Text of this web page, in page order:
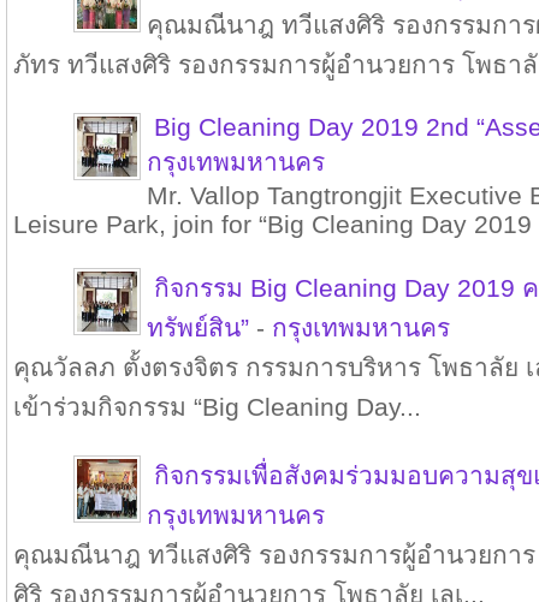
คุณมณีนาฎ ทวีแสงศิริ รองกรรมกา
ภัทร ทวีแสงศิริ รองกรรมการผู้อำนวยการ โพธาลั
Big Cleaning Day 2019 2nd
กรุงเทพมหานคร
Mr. Vallop Tangtrongjit Executive
Leisure Park, join for “Big Cleaning Day 2019
กิจกรรม Big Cleaning Day 2019
ทรัพย์สิน” - กรุงเทพมหานคร
คุณวัลลภ ตั้งตรงจิตร กรรมการบริหาร โพธาลัย เ
เข้าร่วมกิจกรรม “Big Cleaning Day...
กิจกรรมเพื่อสังคมร่วมมอบความสุ
กรุงเทพมหานคร
คุณมณีนาฎ ทวีแสงศิริ รองกรรมการผู้อำนวยก
ศิริ รองกรรมการผู้อำนวยการ โพธาลัย เลเ...